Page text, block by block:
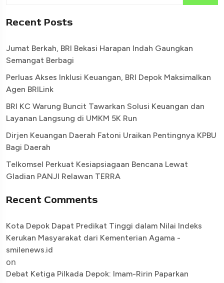
Recent Posts
Jumat Berkah, BRI Bekasi Harapan Indah Gaungkan
Semangat Berbagi
Perluas Akses Inklusi Keuangan, BRI Depok Maksimalkan
Agen BRILink
BRI KC Warung Buncit Tawarkan Solusi Keuangan dan
Layanan Langsung di UMKM 5K Run
Dirjen Keuangan Daerah Fatoni Uraikan Pentingnya KPBU
Bagi Daerah
Telkomsel Perkuat Kesiapsiagaan Bencana Lewat
Gladian PANJI Relawan TERRA
Recent Comments
Kota Depok Dapat Predikat Tinggi dalam Nilai Indeks
Kerukan Masyarakat dari Kementerian Agama -
smilenews.id
on
Debat Ketiga Pilkada Depok: Imam-Ririn Paparkan